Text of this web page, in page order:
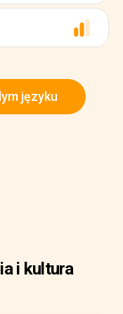
języku
i kultura